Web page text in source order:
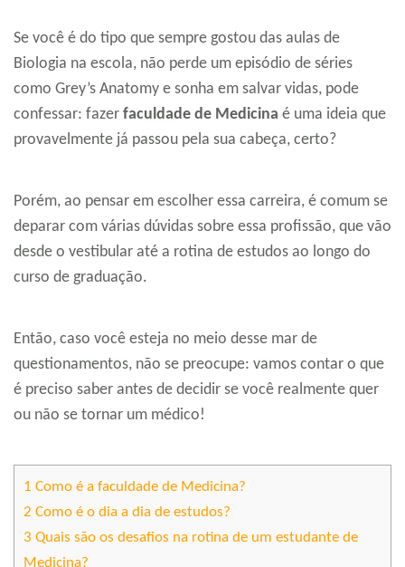
Se você é do tipo que sempre gostou das aulas de
Biologia na escola, não perde um episódio de séries
como Grey’s Anatomy e sonha em salvar vidas, pode
confessar: fazer faculdade de Medicina é uma ideia que
provavelmente já passou pela sua cabeça, certo?
Porém, ao pensar em escolher essa carreira, é comum se
deparar com várias dúvidas sobre essa profissão, que vão
desde o vestibular até a rotina de estudos ao longo do
curso de graduação.
Então, caso você esteja no meio desse mar de
questionamentos, não se preocupe: vamos contar o que
é preciso saber antes de decidir se você realmente quer
ou não se tornar um médico!
1 Como é a faculdade de Medicina?
2 Como é o dia a dia de estudos?
3 Quais são os desafios na rotina de um estudante de
Medicina?